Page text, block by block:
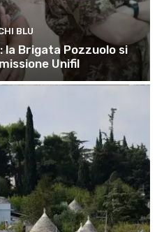
BLU
la Brigata Pozzuolo si
Unifil